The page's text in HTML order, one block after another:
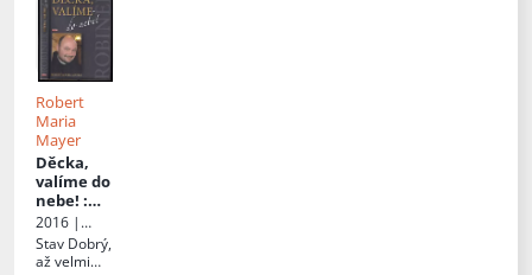
Robert
Maria
Mayer
Děcka,
valíme do
nebe! :
[paraguaj
ský deník,
vybrané
2016 |
Flétna
Stav Dobrý,
až velmi